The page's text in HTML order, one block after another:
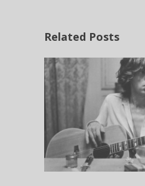
Related Posts